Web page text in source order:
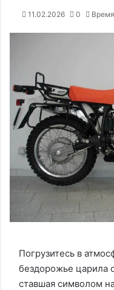
11.02.2026 0
Погрузитесь в
бездорожье царила
ставшая символом